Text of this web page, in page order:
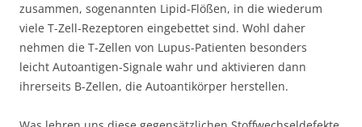
zusammen, sogenannten Lipid-Flößen, in die wiederum
viele T-Zell-Rezeptoren eingebettet sind. Wohl daher
nehmen die T-Zellen von Lupus-Patienten besonders
leicht Autoantigen-Signale wahr und aktivieren dann
ihrerseits B-Zellen, die Autoantikörper herstellen.